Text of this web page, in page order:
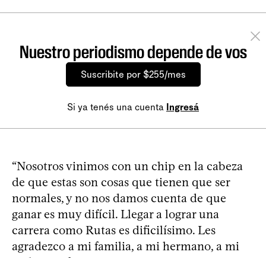
Nuestro periodismo depende de vos
Suscribite por $255/mes
Si ya tenés una cuenta Ingresá
“Nosotros vinimos con un chip en la cabeza
de que estas son cosas que tienen que ser
normales, y no nos damos cuenta de que
ganar es muy difícil. Llegar a lograr una
carrera como Rutas es dificilísimo. Les
agradezco a mi familia, a mi hermano, a mi